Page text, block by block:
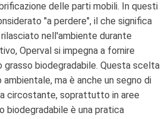
delle parti mobili. In questi
"a perdere", il che significa
nell'ambiente durante
Operval si impegna a fornire
grasso biodegradabile. Questa scelta
ma è anche un segno di
circostante, soprattutto in aree
biodegradabile è una pratica